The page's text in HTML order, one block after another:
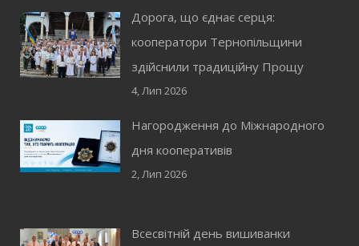
Дорога, що єднає серця:
кооператори Тернопільщини
здійснили традиційну Прощу
4, Лип 2026
Нагородження до Міжнародного
дня кооперативів
2, Лип 2026
Всесвітній день вишиванки